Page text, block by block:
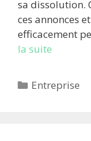
sa dissolution.
ces annonces
efficacement
la suite
Catégories
Entreprise